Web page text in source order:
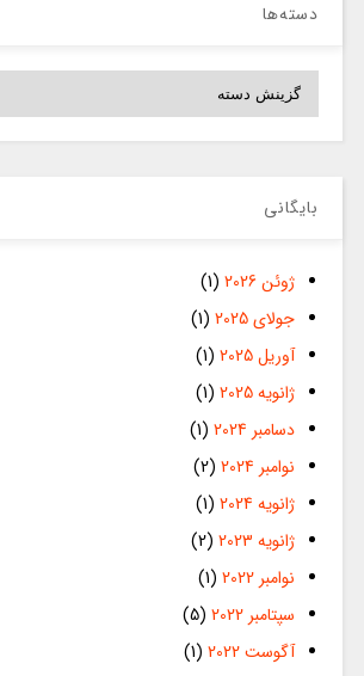
دسته‌ها
دسته‌ها
بایگانی
ژوئن 2026
(1)
جولای 2025
(1)
آوریل 2025
(1)
ژانویه 2025
(1)
دسامبر 2024
(1)
نوامبر 2024
(2)
ژانویه 2024
(1)
ژانویه 2023
(2)
نوامبر 2022
(1)
سپتامبر 2022
(5)
آگوست 2022
(1)